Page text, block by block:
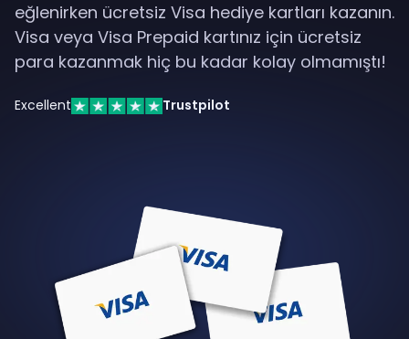
eğlenirken ücretsiz Visa hediye kartları kazanın.
Visa veya Visa Prepaid kartınız için ücretsiz
para kazanmak hiç bu kadar kolay olmamıştı!
Excellent Trustpilot